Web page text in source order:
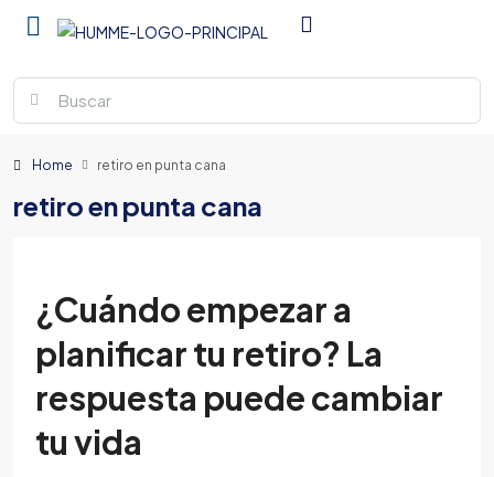
Home retiro en punta cana
retiro en punta cana
¿Cuándo empezar a
planificar tu retiro? La
respuesta puede cambiar
tu vida